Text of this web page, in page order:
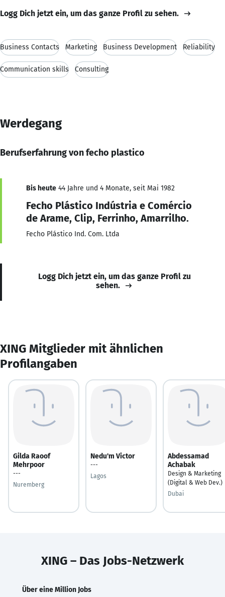
Logg Dich jetzt ein, um das ganze Profil zu sehen.
Business Contacts Marketing Business Development Reliability
Communication skills Consulting
Werdegang
Berufserfahrung von fecho plastico
Bis heute 44 Jahre und 4 Monate, seit Mai 1982
Fecho Plástico Indústria e Comércio
de Arame, Clip, Ferrinho, Amarrilho.
Fecho Plástico Ind. Com. Ltda
Logg Dich jetzt ein, um das ganze Profil zu
sehen.
XING Mitglieder mit ähnlichen
Profilangaben
Gilda Raoof
Mehrpoor
---
Nuremberg
Nedu'm Victor
---
Lagos
Abdessamad
Achabak
Design & Marketing
(Digital & Web Dev.)
Dubai
XING – Das Jobs-Netzwerk
Über eine Million Jobs